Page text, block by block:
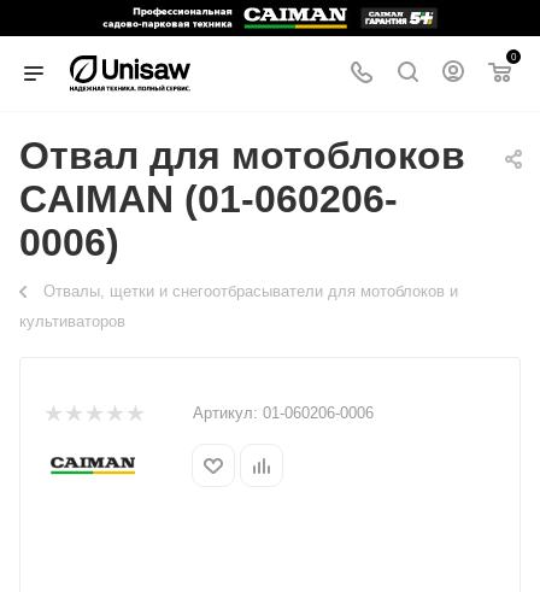
0
Отвал для мотоблоков
CAIMAN (01-060206-
0006)
Отвалы, щетки и снегоотбрасыватели для мотоблоков и
культиваторов
Артикул: 01-060206-0006